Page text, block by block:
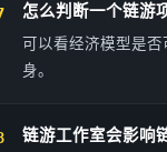
怎么判断一个链游
可以看经济模型是
身。
链游工作室会影响